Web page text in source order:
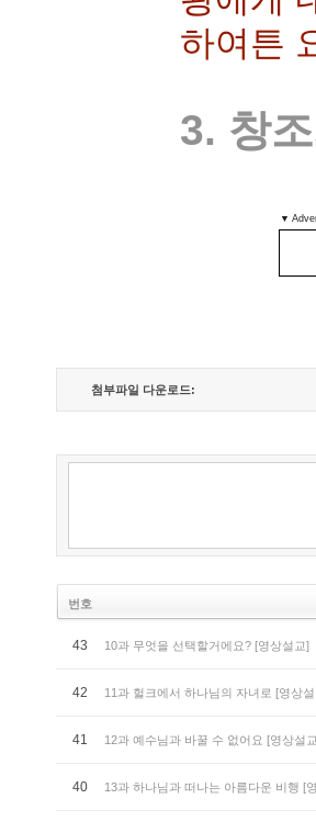
하여튼
3. 창
▼
첨부파일 다운로드:
번호
43 10과 무엇을 선택할거에요? [영상설교]
42 11과 헐크에서 하나님의 자녀로 [영상
41 12과 예수님과 바꿀 수 없어요 [영상설
40 13과 하나님과 떠나는 아름다운 비행 [